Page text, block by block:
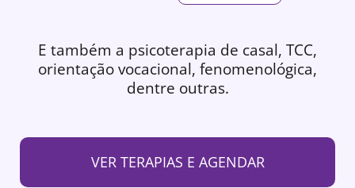
E também a psicoterapia de casal, TCC,
orientação vocacional, fenomenológica,
dentre outras.
VER TERAPIAS E AGENDAR